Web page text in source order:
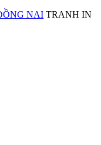
NAI TRANH IN